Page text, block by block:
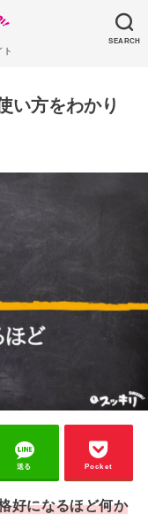
SEARCH
ト
い方をわかり
送る Pocket
好になるほど何か